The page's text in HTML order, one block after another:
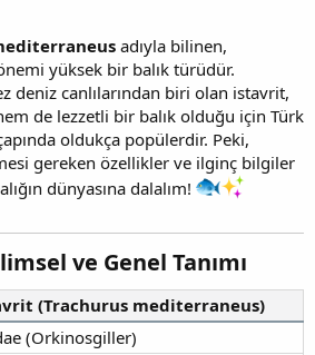
adıyla bilinen,
yüksek bir balık türüdür.
deniz canlılarından biri olan istavrit,
de lezzetli bir balık olduğu için Türk
oldukça popülerdir. Peki,
gereken özellikler ve ilginç bilgiler
dünyasına dalalım!
ve Genel Tanımı
(Trachurus mediterraneus)
(Orkinosgiller)